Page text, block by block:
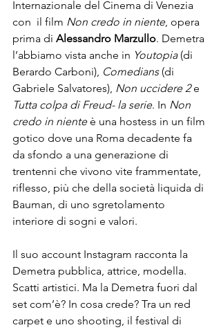
Internazionale del Cinema di Venezia
con  il film Non credo in niente, opera
prima di Alessandro Marzullo. Demetra
l’abbiamo vista anche in Youtopia (di
Berardo Carboni), Comedians (di
Gabriele Salvatores), Non uccidere 2 e
Tutta colpa di Freud- la serie. In Non
credo in niente è una hostess in un film
gotico dove una Roma decadente fa
da sfondo a una generazione di
trentenni che vivono vite frammentate,
riflesso, più che della società liquida di
Bauman, di uno sgretolamento
interiore di sogni e valori.
Il suo account Instagram racconta la
Demetra pubblica, attrice, modella.
Scatti artistici. Ma la Demetra fuori dal
set com’è? In cosa crede? Tra un red
carpet e uno shooting, il festival di